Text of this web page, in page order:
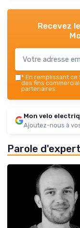
Recevez
* En remplissant ce
des fins
partenaires.
Mon velo
Ajoutez-nous à
Parole